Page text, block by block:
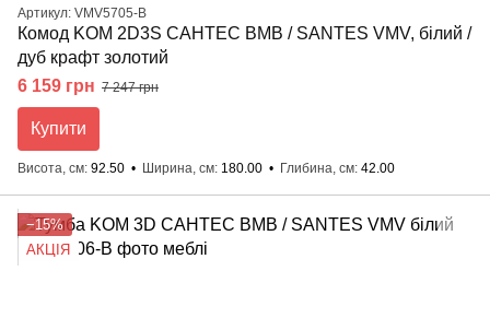
Артикул: VMV5705-B
Комод KOM 2D3S САНТЕС ВМВ / SANTES VMV, білий /
дуб крафт золотий
6 159 грн 7 247 грн
Купити
Висота, см 92.50 Ширина, см 180.00 Глибина, см 42.00
−15%
АКЦІЯ